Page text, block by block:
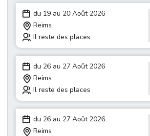
du 19 au 20 Août 2026
Reims
Il reste des places
du 26 au 27 Août 2026
Reims
Il reste des places
du 26 au 27 Août 2026
Reims